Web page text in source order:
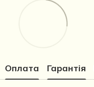
Оплата Гарантія